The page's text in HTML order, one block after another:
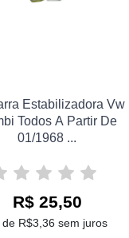
Estabilizadora Vw
Todos A Partir De
01/1968 ...
R$ 25,50
de R$3,36 sem juros